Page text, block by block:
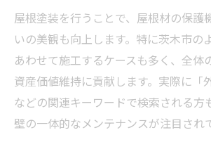
外壁塗装と同時施工でコス
塗料の種類と価格の違いを
足場代や諸経費を含めた費用
助成金が使える屋根塗装の最新
屋根塗装で利用できる最新の
屋根塗装を行うことで、屋根材の保護
いの美観も向上します。特に茨木市の
あわせて施工するケースも多く、全体
資産価値維持に貢献します。実際に「
などの関連キーワードで検索される方
壁の一体的なメンテナンスが注目され